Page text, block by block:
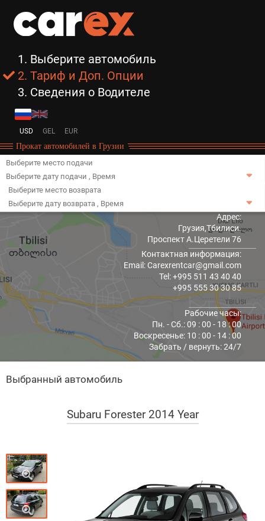
1. Выберите автомобиль
2. Тариф и Доп. Опции
3. Сведения о Водителе
USD GEL EUR
Прокат автомобилей в Грузии
Выберите место подачи
Выберите дату подачи , Время
Выберите место возврата
Выберите дату возврата, Время
Адрес:
Грузия,Тбилиси.
Проспект А.Церетели 76
Контактная информация:
Email: Carexrentcar@gmail.com
Tel: +995 511 43 40 40
+995 555 30 30 85
Рабочие часы:
Пн. - Cб.: 09 : 00 - 18 : 00
Воскресенье: 10 : 00 - 14 : 00
Забрать / вернуть: 24/7
Выбранный автомобиль
Subaru Forester 2014 Year